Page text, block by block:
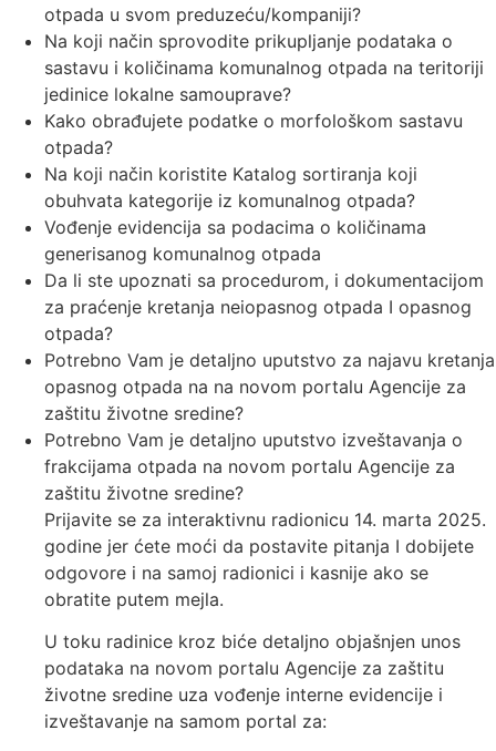
otpada u svom preduzeću/kompaniji?
Na koji način sprovodite prikupljanje podataka o
sastavu i količinama komunalnog otpada na teritoriji
jedinice lokalne samouprave?
Kako obrađujete podatke o morfološkom sastavu
otpada?
Na koji način koristite Katalog sortiranja koji
obuhvata kategorije iz komunalnog otpada?
Vođenje evidencija sa podacima o količinama
generisanog komunalnog otpada
Da li ste upoznati sa procedurom, i dokumentacijom
za praćenje kretanja neiopasnog otpada I opasnog
otpada?
Potrebno Vam je detaljno uputstvo za najavu kretanja
opasnog otpada na na novom portalu Agencije za
zaštitu životne sredine?
Potrebno Vam je detaljno uputstvo izveštavanja o
frakcijama otpada na novom portalu Agencije za
zaštitu životne sredine?
Prijavite se za interaktivnu radionicu 14. marta 2025.
godine jer ćete moći da postavite pitanja I dobijete
odgovore i na samoj radionici i kasnije ako se
obratite putem mejla.
U toku radinice kroz biće detaljno objašnjen unos
podataka na novom portalu Agencije za zaštitu
životne sredine uza vođenje interne evidencije i
izveštavanje na samom portal za: